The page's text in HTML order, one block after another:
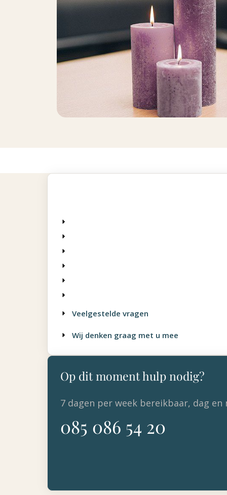
Veelgestelde vragen
Wij denken graag met u mee
Op dit moment hulp nodig?
7 dagen per week bereikbaar, dag en
085 086 54 20